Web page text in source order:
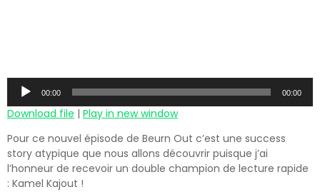
Audio
Player
00:00 00:00
Download file | Play in new window
Pour ce nouvel épisode de Beurn Out c’est une success
story atypique que nous allons découvrir puisque j’ai
l’honneur de recevoir un double champion de lecture rapide
: Kamel Kajout !